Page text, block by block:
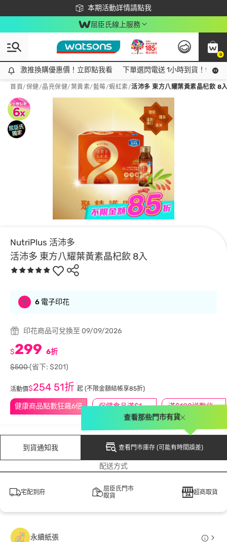
本期活動詳情請點我
下載app最高回饋$350
屈臣氏線上服務
0
激推換購優惠價！立即點我看
激推換購優惠價！立即點我看 下單選閃電送 1小時到貨！領神
首頁/保健/晶亮保健/葉黃素/藍莓/蝦紅素/活沛多 東方八耀葉黃素晶杞飲 8
NutriPlus 活沛多
活沛多 東方八耀葉黃素晶杞飲 8入
健康商品點數狂飆6倍 保健食品滿$1200送$100 滿$100送數位印花
6 電子印花
印花商品可兌換至 09/09/2026
$299 6折
$500(省下: $201)
活動價$254 51折 起 (不限金額結帳享85折)
到貨通知我 查看門市庫存 (可能有時間誤差)
查看那些門市有貨
配送方式
宅配到府
屈臣氏門市
取貨
超商取貨
永續紙張